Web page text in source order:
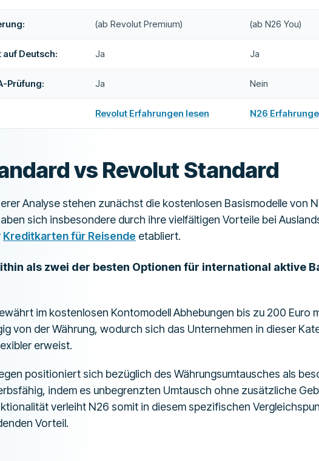
(ab Revolut Premium) (ab N26 You)
Deutsch: Ja Ja
Prüfung: Ja Nein
Revolut Erfahrungen lesen N26
vs Revolut Standard
Analyse stehen zunächst die kostenlosen Basismodelle von
sich insbesondere durch ihre vielfältigen Vorteile bei
Kreditkarten für Reisende etabliert.
als zwei der besten Optionen für international aktive
im kostenlosen Kontomodell Abhebungen bis zu 200 Euro
von der Währung, wodurch sich das Unternehmen in dieser
erweist.
positioniert sich bezüglich des Währungsumtausches als
indem es unbegrenzten Umtausch ohne zusätzliche
verleiht N26 somit in diesem spezifischen
Vorteil.